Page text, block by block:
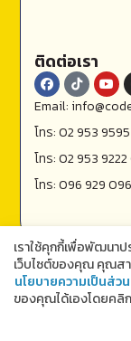
ติดต่อเรา
Email:
โทร: 02 953
โทร: 02 953
โทร: 096 929
เราใช้คุกกี้เพื่อพัฒนา
เว็บไซต์ของคุณ คุณสา
นโยบายความเป็นส่ว
ของคุณได้เองโดยคลิ